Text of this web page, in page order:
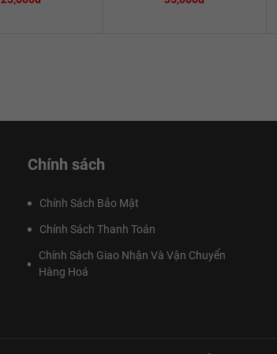
Chính sách
Chính Sách Bảo Mật
Chính Sách Thanh Toán
Chính Sách Giao Nhận Và Vận Chuyển
Hàng Hoá